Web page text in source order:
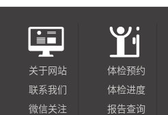
关于网站
联系我们
微信关注
体检预约
体检进度
报告查询